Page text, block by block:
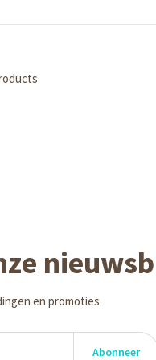
en promoties
Abonneer